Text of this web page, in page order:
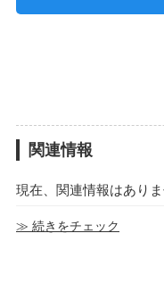
関連情報
現在、関連情報はありま
≫ 続きをチェック